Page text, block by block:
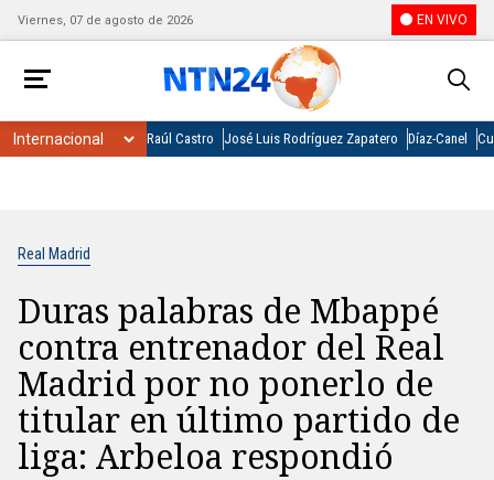
Viernes, 07 de agosto de 2026 EN VIVO
Raúl Castro José Luis Rodríguez Zapatero Díaz-Canel
Real Madrid
Duras palabras de Mbappé
contra entrenador del Real
Madrid por no ponerlo de
titular en último partido de
liga: Arbeloa respondió